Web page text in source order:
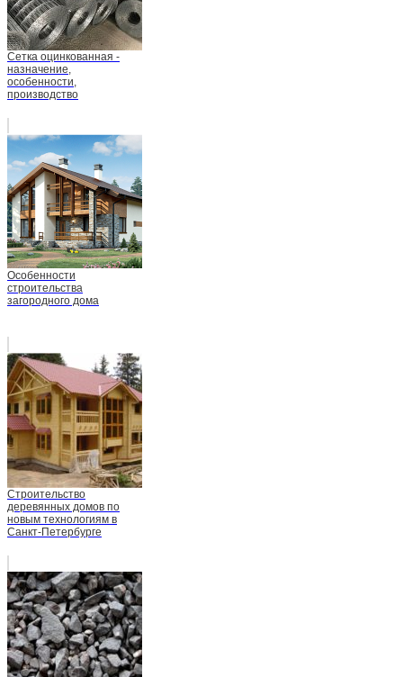
Сетка оцинкованная -
назначение,
особенности,
производство
Особенности
строительства
загородного дома
Строительство
деревянных домов по
новым технологиям в
Санкт-Петербурге